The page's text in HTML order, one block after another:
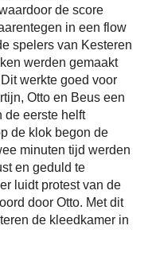
de score
in een flow
spelers van Kesteren
werden gemaakt
werkte goed voor
Otto en Beus een
de eerste helft
de klok begon de
minuten tijd werden
en geduld te
luidt protest van de
door Otto. Met dit
de kleedkamer in